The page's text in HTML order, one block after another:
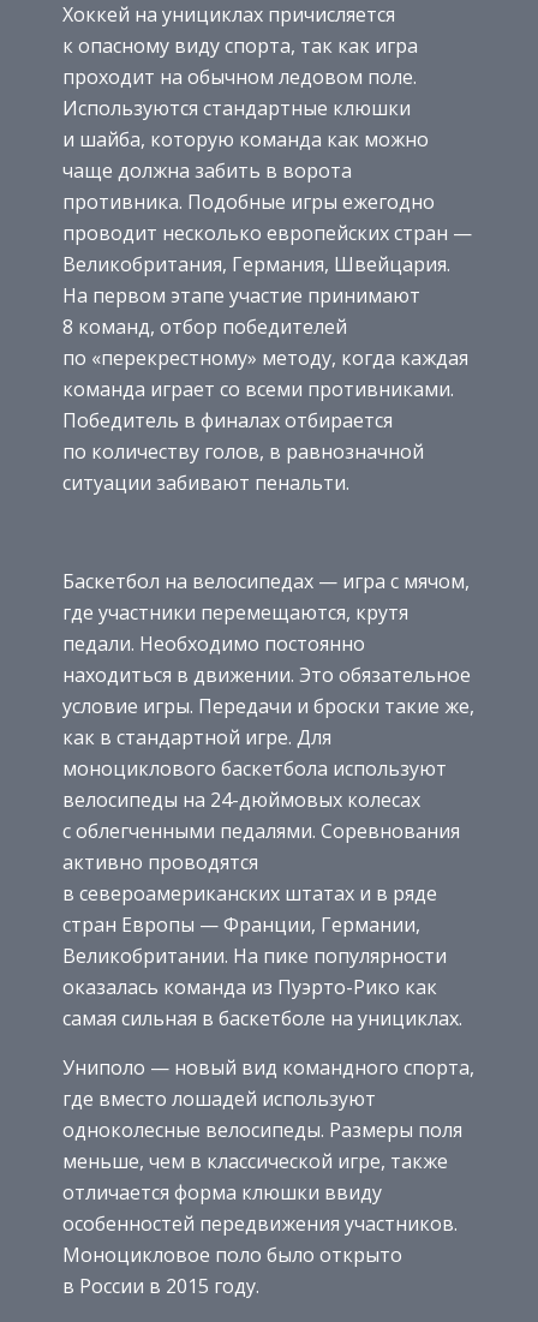
Хоккей на унициклах причисляется
к опасному виду спорта, так как игра
проходит на обычном ледовом поле.
Используются стандартные клюшки
и шайба, которую команда как можно
чаще должна забить в ворота
противника. Подобные игры ежегодно
проводит несколько европейских стран —
Великобритания, Германия, Швейцария.
На первом этапе участие принимают
8 команд, отбор победителей
по «перекрестному» методу, когда каждая
команда играет со всеми противниками.
Победитель в финалах отбирается
по количеству голов, в равнозначной
ситуации забивают пенальти.
Баскетбол на велосипедах — игра с мячом,
где участники перемещаются, крутя
педали. Необходимо постоянно
находиться в движении. Это обязательное
условие игры. Передачи и броски такие же,
как в стандартной игре. Для
моноциклового баскетбола используют
велосипеды на 24-дюймовых колесах
с облегченными педалями. Соревнования
активно проводятся
в североамериканских штатах и в ряде
стран Европы — Франции, Германии,
Великобритании. На пике популярности
оказалась команда из Пуэрто-Рико как
самая сильная в баскетболе на унициклах.
Униполо — новый вид командного спорта,
где вместо лошадей используют
одноколесные велосипеды. Размеры поля
меньше, чем в классической игре, также
отличается форма клюшки ввиду
особенностей передвижения участников.
Моноцикловое поло было открыто
в России в 2015 году.